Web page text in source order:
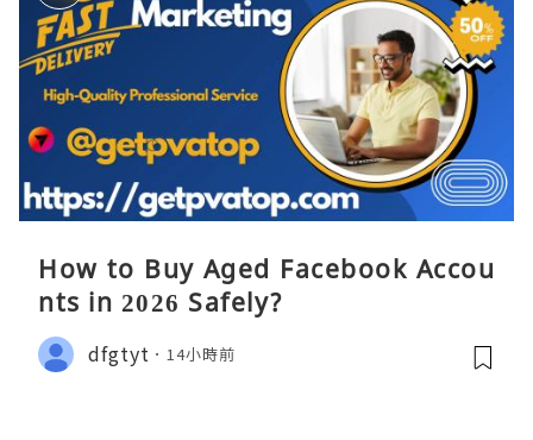
How to Buy Aged Facebook Accou
nts in 2026 Safely?
dfgtyt 14小時前